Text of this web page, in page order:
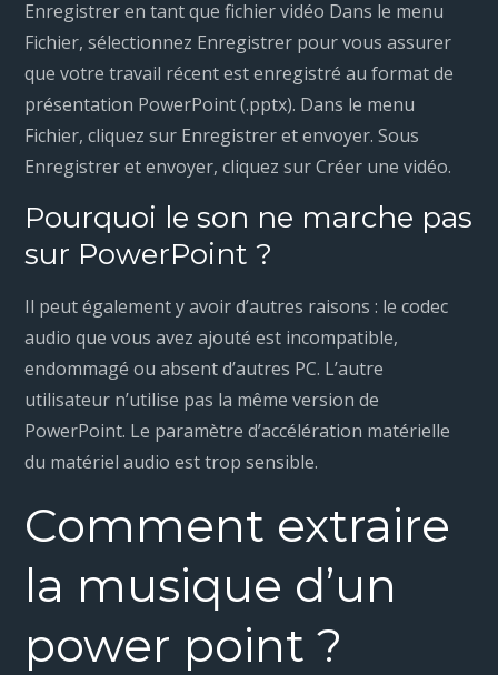
Enregistrer en tant que fichier vidéo Dans le menu
Fichier, sélectionnez Enregistrer pour vous assurer
que votre travail récent est enregistré au format de
présentation PowerPoint (.pptx). Dans le menu
Fichier, cliquez sur Enregistrer et envoyer. Sous
Enregistrer et envoyer, cliquez sur Créer une vidéo.
Pourquoi le son ne marche pas
sur PowerPoint ?
Il peut également y avoir d’autres raisons : le codec
audio que vous avez ajouté est incompatible,
endommagé ou absent d’autres PC. L’autre
utilisateur n’utilise pas la même version de
PowerPoint. Le paramètre d’accélération matérielle
du matériel audio est trop sensible.
Comment extraire
la musique d’un
power point ?